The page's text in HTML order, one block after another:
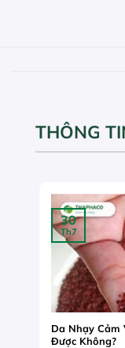
THÔNG
Da Nhạy Cảm
Được Không?
30
Th7